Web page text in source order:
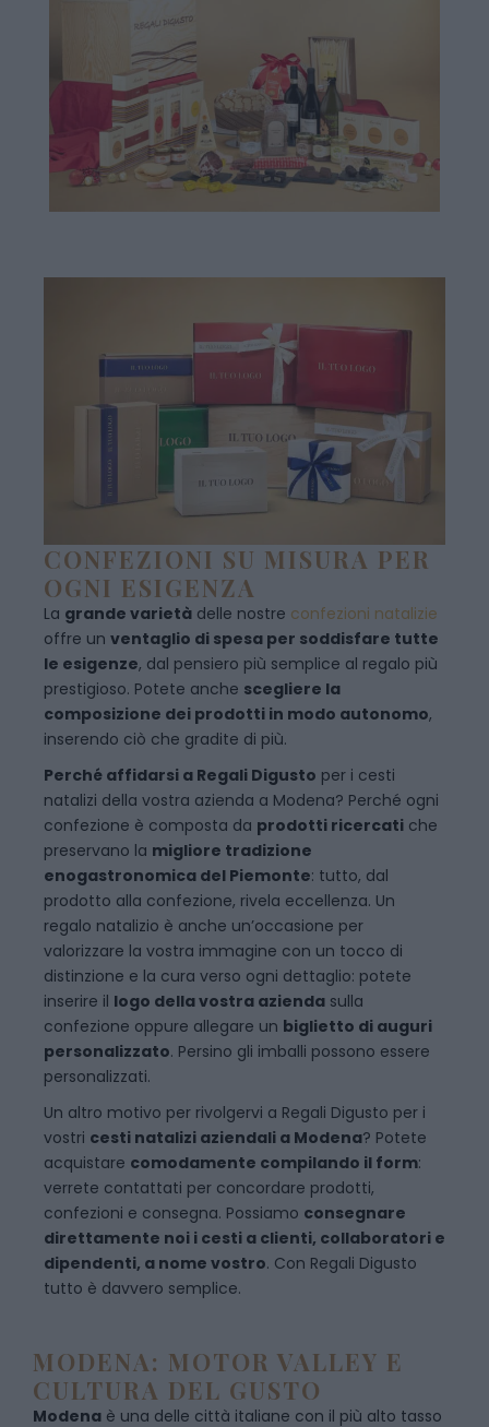
CONFEZIONI SU MISURA PER
OGNI ESIGENZA
La grande varietà delle nostre confezioni natalizie
offre un ventaglio di spesa per soddisfare tutte
le esigenze, dal pensiero più semplice al regalo più
prestigioso. Potete anche scegliere la
composizione dei prodotti in modo autonomo,
inserendo ciò che gradite di più.
Perché affidarsi a Regali Digusto per i cesti
natalizi della vostra azienda a Modena? Perché ogni
confezione è composta da prodotti ricercati che
preservano la migliore tradizione
enogastronomica del Piemonte: tutto, dal
prodotto alla confezione, rivela eccellenza. Un
regalo natalizio è anche un’occasione per
valorizzare la vostra immagine con un tocco di
distinzione e la cura verso ogni dettaglio: potete
inserire il logo della vostra azienda sulla
confezione oppure allegare un biglietto di auguri
personalizzato. Persino gli imballi possono essere
personalizzati.
Un altro motivo per rivolgervi a Regali Digusto per i
vostri cesti natalizi aziendali a Modena? Potete
acquistare comodamente compilando il form:
verrete contattati per concordare prodotti,
confezioni e consegna. Possiamo consegnare
direttamente noi i cesti a clienti, collaboratori e
dipendenti, a nome vostro. Con Regali Digusto
tutto è davvero semplice.
MODENA: MOTOR VALLEY E
CULTURA DEL GUSTO
Modena è una delle città italiane con il più alto tasso